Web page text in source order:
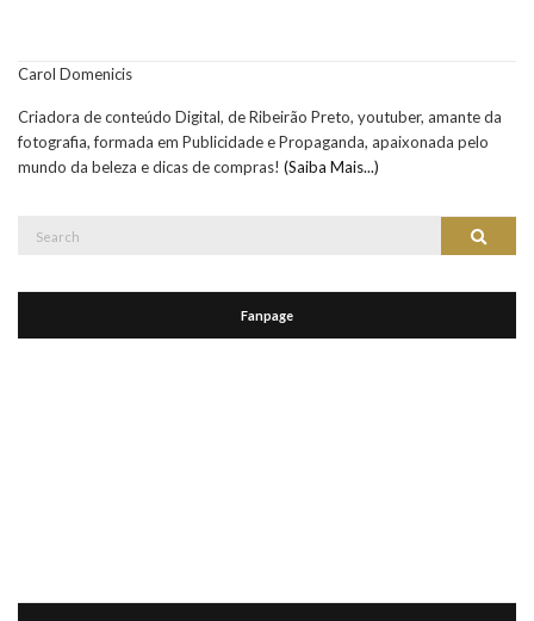
Carol Domenicis
Criadora de conteúdo Digital, de Ribeirão Preto, youtuber, amante da
fotografia, formada em Publicidade e Propaganda, apaixonada pelo
mundo da beleza e dicas de compras! (Saiba Mais...)
Search
Search
Fanpage